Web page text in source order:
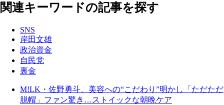
関連キーワードの記事を探す
SNS
岸田文雄
政治資金
自民党
裏金
M!LK・佐野勇斗、美容への“こだわり”明かし「ただただ
脱帽」ファン驚き…ストイックな朝晩ケア